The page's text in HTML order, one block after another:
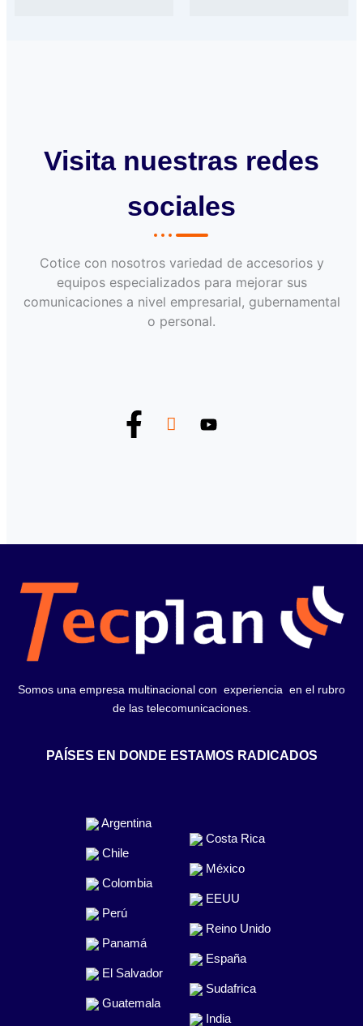
Visita nuestras redes
sociales
Cotice con nosotros variedad de accesorios y
equipos especializados para mejorar sus
comunicaciones a nivel empresarial, gubernamental
o personal.
Somos una empresa multinacional con experiencia en el rubro
de las telecomunicaciones.
PAÍSES EN DONDE ESTAMOS RADICADOS
Argentina
Chile
Colombia
Perú
Panamá
El Salvador
Guatemala
Costa Rica
México
EEUU
Reino Unido
España
Sudafrica
India